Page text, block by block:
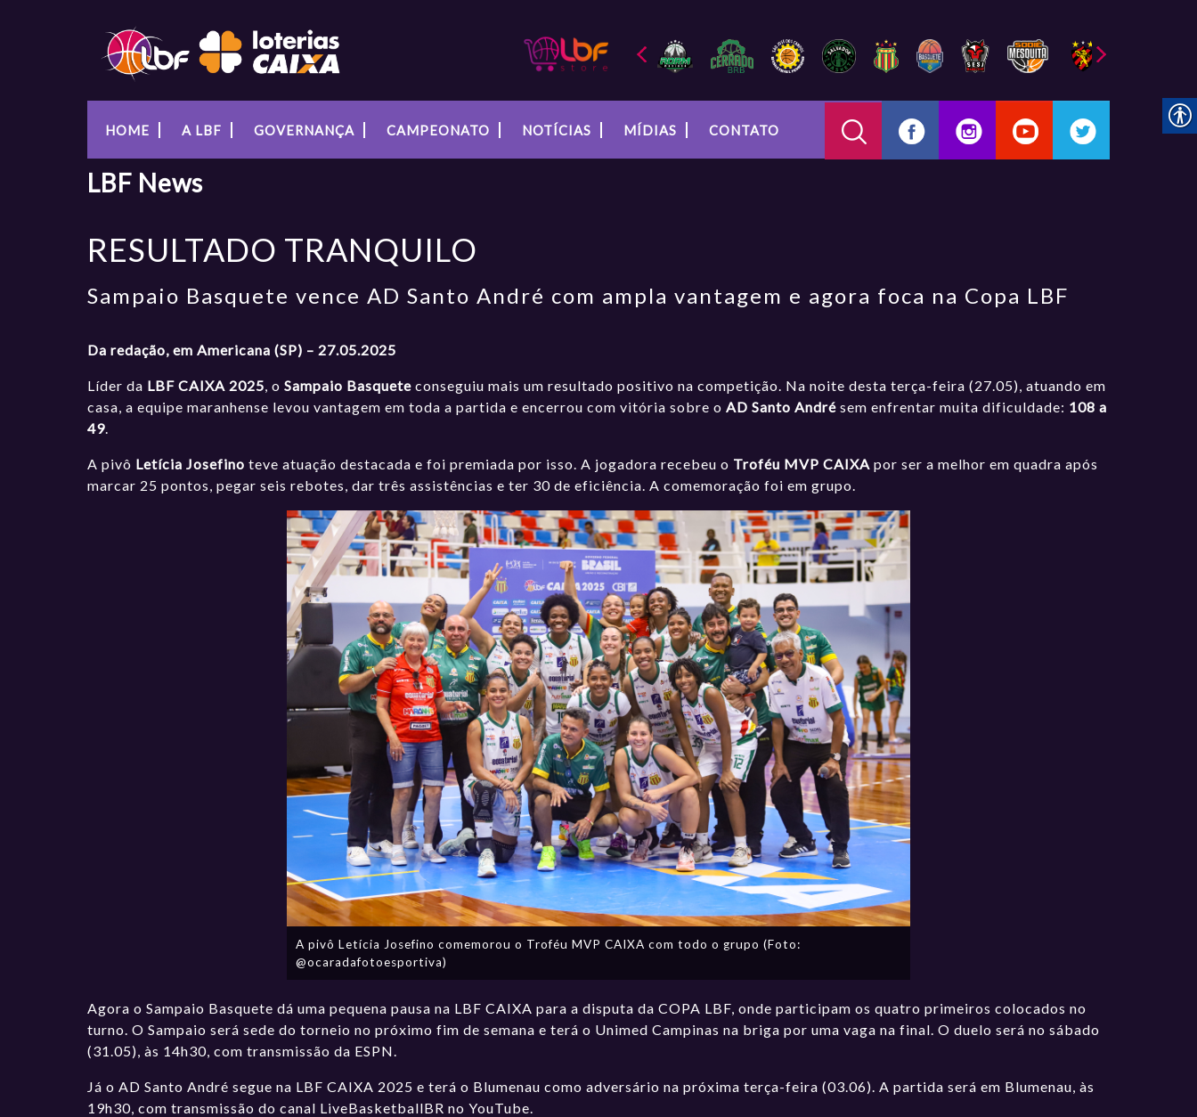
HOME A LBF GOVERNANÇA CAMPEONATO NOTÍCIAS MÍDIAS CONTATO
LBF News
RESULTADO TRANQUILO
Sampaio Basquete vence AD Santo André com ampla vantagem e agora foca na Copa LBF
Da redação, em Americana (SP) – 27.05.2025
Líder da LBF CAIXA 2025, oSampaio Basquete conseguiu mais um resultado positivo na competição. Na noite desta terça-feira (27.05), atuando em
casa, a equipe maranhense levou vantagem em toda a partida e encerrou com vitória sobre oAD Santo André sem enfrentar muita dificuldade: 108 a
49.
A pivô Letícia Josefino teve atuação destacada e foi premiada por isso. A jogadora recebeu o Troféu MVP CAIXA por ser a melhor em quadra após
marcar 25 pontos, pegar seis rebotes, dar três assistências e ter 30 de eficiência. A comemoração foi em grupo.
A pivô Letícia Josefino comemorou o Troféu MVP CAIXA com todo o grupo (Foto:
@ocaradafotoesportiva)
Agora o Sampaio Basquete dá uma pequena pausa na LBF CAIXA para a disputa da COPA LBF, onde participam os quatro primeiros colocados no
turno. O Sampaio será sede do torneio no próximo fim de semana e terá o Unimed Campinas na briga por uma vaga na final. O duelo será no sábado
(31.05), às 14h30, com transmissão da ESPN.
Já o AD Santo André segue na LBF CAIXA 2025 e terá o Blumenau como adversário na próxima terça-feira (03.06). A partida será em Blumenau, às
19h30, com transmissão do canal LiveBasketballBR no YouTube.